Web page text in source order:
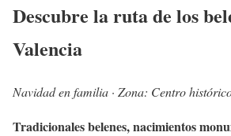
Descubre la ruta de los
Valencia
Navidad en familia · Zona: Centro
Tradicionales belenes, nacimientos